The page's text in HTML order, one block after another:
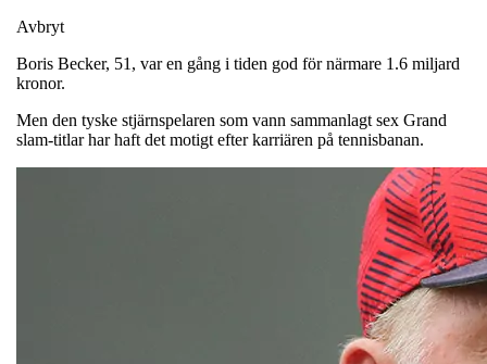
Avbryt
Boris Becker, 51, var en gång i tiden god för närmare 1.6 miljard
kronor.
Men den tyske stjärnspelaren som vann sammanlagt sex Grand
slam-titlar har haft det motigt efter karriären på tennisbanan.